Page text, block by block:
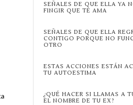
SEÑALES DE QUE ELLA YA
FINGIR QUE TE AMA
SEÑALES DE QUE ELLA
CONTIGO PORQUE NO
OTRO
ESTAS ACCIONES ESTÁN
TU AUTOESTIMA
¿QUÉ HACER SI LLAMAS A
EL NOMBRE DE TU EX?